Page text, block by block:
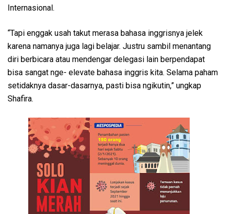
Internasional.
“Tapi enggak usah takut merasa bahasa inggrisnya jelek
karena namanya juga lagi belajar. Justru sambil menantang
diri berbicara atau mendengar delegasi lain berpendapat
bisa sangat nge- elevate bahasa inggris kita. Selama paham
setidaknya dasar-dasarnya, pasti bisa ngikutin,” ungkap
Shafira.